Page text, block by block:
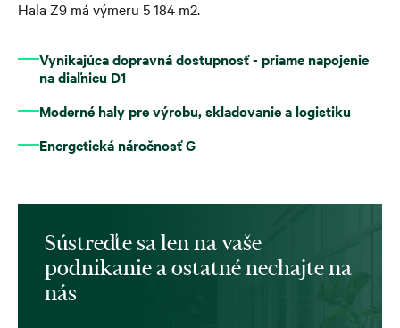
Hala Z9 má výmeru 5 184 m2.
Vynikajúca dopravná dostupnosť - priame napojenie
na diaľnicu D1
Moderné haly pre výrobu, skladovanie a logistiku
Energetická náročnosť G
Sústreďte sa len na vaše
podnikanie a ostatné nechajte na
nás